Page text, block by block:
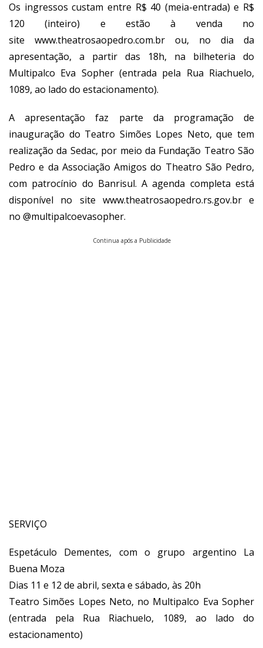
Os ingressos custam entre R$ 40 (meia-entrada) e R$
120 (inteiro) e estão à venda no
site www.theatrosaopedro.com.br ou, no dia da
apresentação, a partir das 18h, na bilheteria do
Multipalco Eva Sopher (entrada pela Rua Riachuelo,
1089, ao lado do estacionamento).
A apresentação faz parte da programação de
inauguração do Teatro Simões Lopes Neto, que tem
realização da Sedac, por meio da Fundação Teatro São
Pedro e da Associação Amigos do Theatro São Pedro,
com patrocínio do Banrisul. A agenda completa está
disponível no site www.theatrosaopedro.rs.gov.bre
no @multipalcoevasopher.
Continua após a Publicidade
SERVIÇO
Espetáculo Dementes, com o grupo argentino La
Buena Moza
Dias 11 e 12 de abril, sexta e sábado, às 20h
Teatro Simões Lopes Neto, no Multipalco Eva Sopher
(entrada pela Rua Riachuelo, 1089, ao lado do
estacionamento)